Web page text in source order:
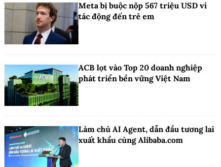
Meta bị buộc nộp 567 triệu USD vì
tác động đến trẻ em
ACB lọt vào Top 20 doanh nghiệp
phát triển bền vững Việt Nam
Làm chủ AI Agent, dẫn đầu tương lai
xuất khẩu cùng Alibaba.com